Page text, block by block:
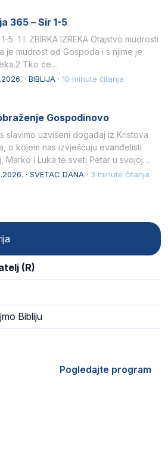
365 – Sir 1-5
5 1 I. ZBIRKA IZREKA Otajstvo mudrosti
je mudrost od Gospoda i s njime je
Tko će…
· BIBLIJA · 10 minute čitanja
Gospodinovo
slavimo uzvišeni događaj iz Kristova
o kojem nas izvješćuju evanđelisti
Marko i Luka te sveti Petar u svojoj
· SVETAC DANA · 3 minute čitanja
(R)
Bibliju
Pogledajte program